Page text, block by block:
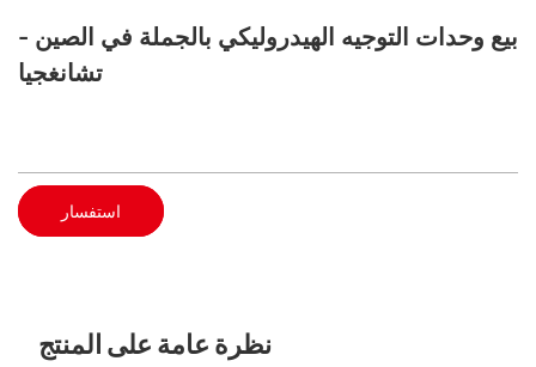
بيع وحدات التوجيه الهيدروليكي بالجملة في الصين -
تشانغجيا
استفسار
نظرة عامة على المنتج